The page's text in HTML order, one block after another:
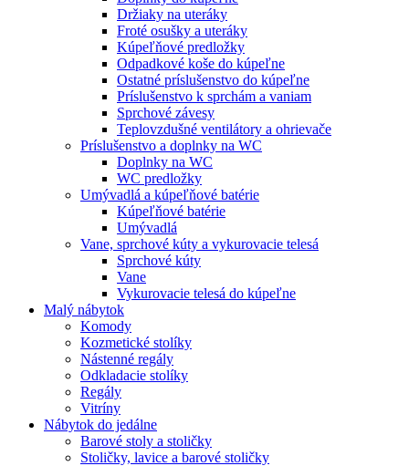
Držiaky na uteráky
Froté osušky a uteráky
Kúpeľňové predložky
Odpadkové koše do kúpeľne
Ostatné príslušenstvo do kúpeľne
Príslušenstvo k sprchám a vaniam
Sprchové závesy
Teplovzdušné ventilátory a ohrievače
Príslušenstvo a doplnky na WC
Doplnky na WC
WC predložky
Umývadlá a kúpeľňové batérie
Kúpeľňové batérie
Umývadlá
Vane, sprchové kúty a vykurovacie telesá
Sprchové kúty
Vane
Vykurovacie telesá do kúpeľne
Malý nábytok
Komody
Kozmetické stolíky
Nástenné regály
Odkladacie stolíky
Regály
Vitríny
Nábytok do jedálne
Barové stoly a stoličky
Stoličky, lavice a barové stoličky